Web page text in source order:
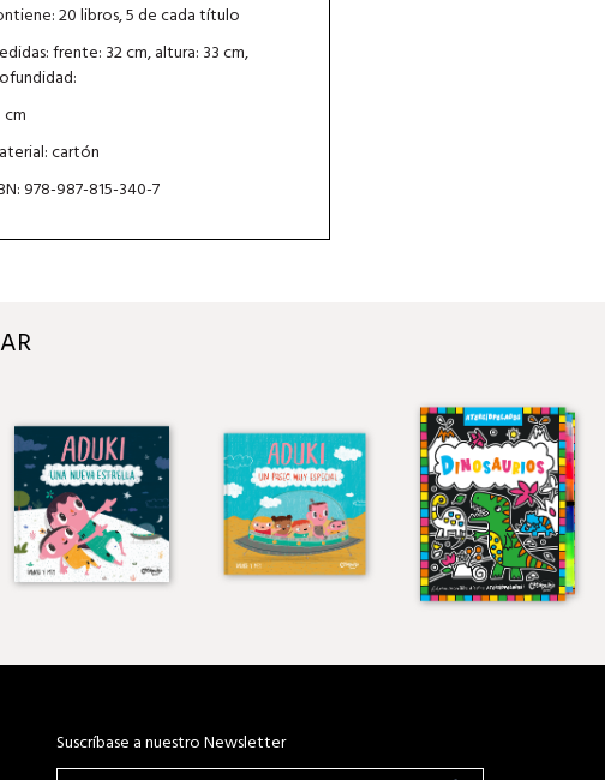
20 libros, 5 de cada título
frente: 32 cm, altura: 33 cm,
cm
cartón
978-987-815-340-7
Suscríbase a nuestro Newsletter